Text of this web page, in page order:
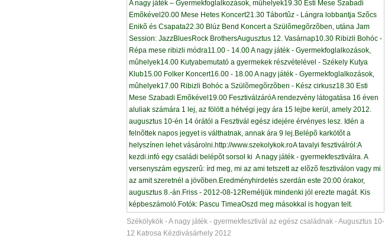
Székölykök - A nagy játék - gyermekfesztivál az egész családnak - Augusztus 10-
12 Katrosa Kézdivásárhely 2012